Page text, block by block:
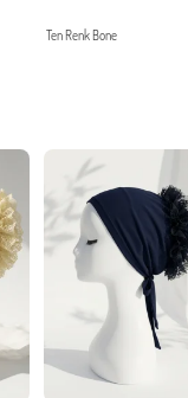
Ten Renk Bone